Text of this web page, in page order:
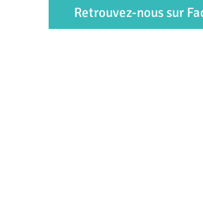
Retrouvez-nous sur